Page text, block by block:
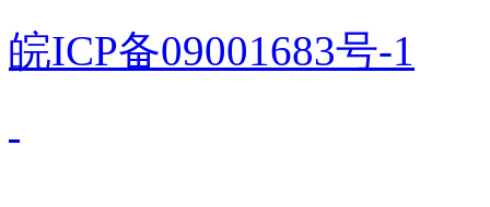
皖ICP备09001683号-1